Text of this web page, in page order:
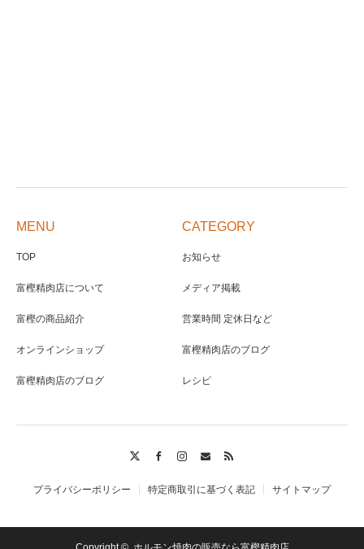
MENU
TOP
富樫精肉店について
富樫の商品紹介
オンラインショップ
富樫精肉店のブログ
CATEGORY
お知らせ
メディア掲載
営業時間 定休日など
富樫精肉店のブログ
レシピ
RSS
プライバシーポリシー 特定商取引に基づく表記 サイトマップ